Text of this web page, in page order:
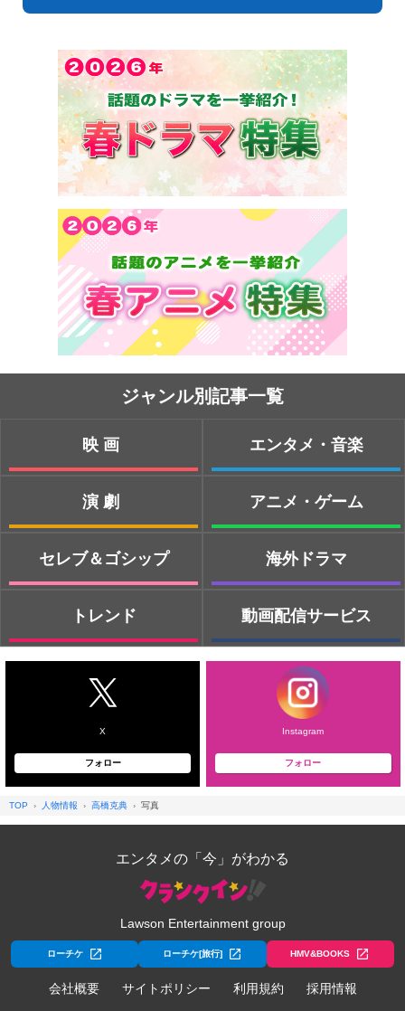
ジャンル別記事一覧
映画
演劇
セレブ＆ゴシップ
トレンド
エンタメ・音楽
アニメ・ゲーム
海外ドラマ
動画配信サービス
X
フォロー
Instagram
フォロー
TOP 人物情報 高橋克典 写真
エンタメの「今」がわかる
Lawson Entertainment group
ローチケ ローチケ[旅行] HMV&BOOKS
会社概要 サイトポリシー 利用規約 採用情報